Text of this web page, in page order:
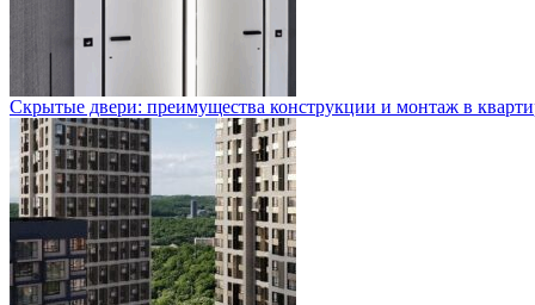
Скрытые двери: преимущества конструкции и монтаж в